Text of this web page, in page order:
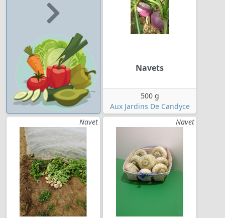
Navets
500 g
Aux Jardins De Candyce
Navet
Navet